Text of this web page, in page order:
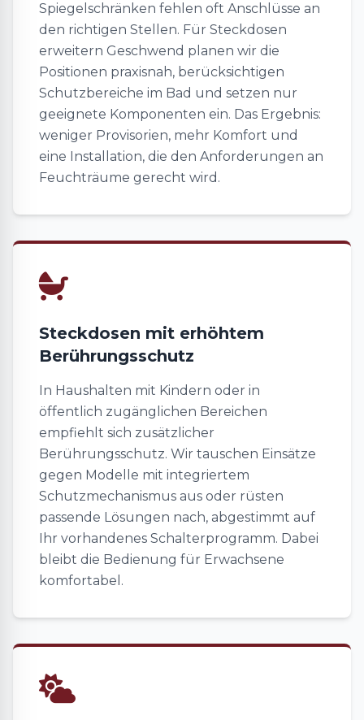
Spiegelschränken fehlen oft Anschlüsse an
den richtigen Stellen. Für Steckdosen
erweitern Geschwend planen wir die
Positionen praxisnah, berücksichtigen
Schutzbereiche im Bad und setzen nur
geeignete Komponenten ein. Das Ergebnis:
weniger Provisorien, mehr Komfort und
eine Installation, die den Anforderungen an
Feuchträume gerecht wird.
Steckdosen mit erhöhtem
Berührungsschutz
In Haushalten mit Kindern oder in
öffentlich zugänglichen Bereichen
empfiehlt sich zusätzlicher
Berührungsschutz. Wir tauschen Einsätze
gegen Modelle mit integriertem
Schutzmechanismus aus oder rüsten
passende Lösungen nach, abgestimmt auf
Ihr vorhandenes Schalterprogramm. Dabei
bleibt die Bedienung für Erwachsene
komfortabel.